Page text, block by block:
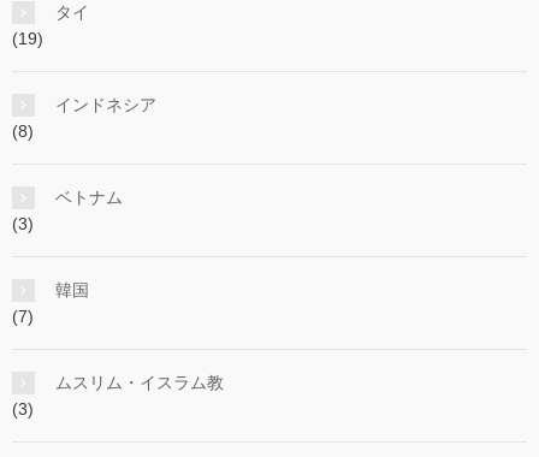
タイ
(19)
インドネシア
(8)
ベトナム
(3)
韓国
(7)
ムスリム・イスラム教
(3)